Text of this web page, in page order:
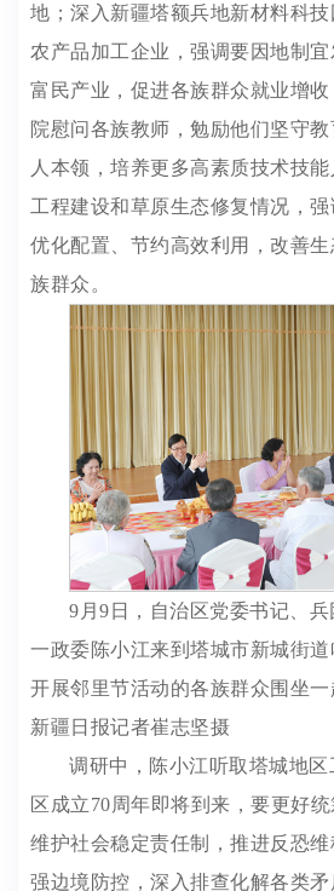
地；深入新疆塔额兵地新材料科技
农产品加工企业，强调要因地制宜
富民产业，促进各族群众就业增
院慰问各族教师，勉励他们坚守
人本领，培养更多高素质技术技
工程建设和草原生态修复情况，
优化配置、节约高效利用，改善
族群众。
9月9日，自治区党委书记、
一政委陈小江来到塔城市新城街
开展邻里节活动的各族群众围坐
新疆日报记者崔志坚摄
调研中，陈小江听取塔城地
区成立70周年即将到来，要更好
维护社会稳定责任制，推进反恐
强边境防控，深入排查化解各类